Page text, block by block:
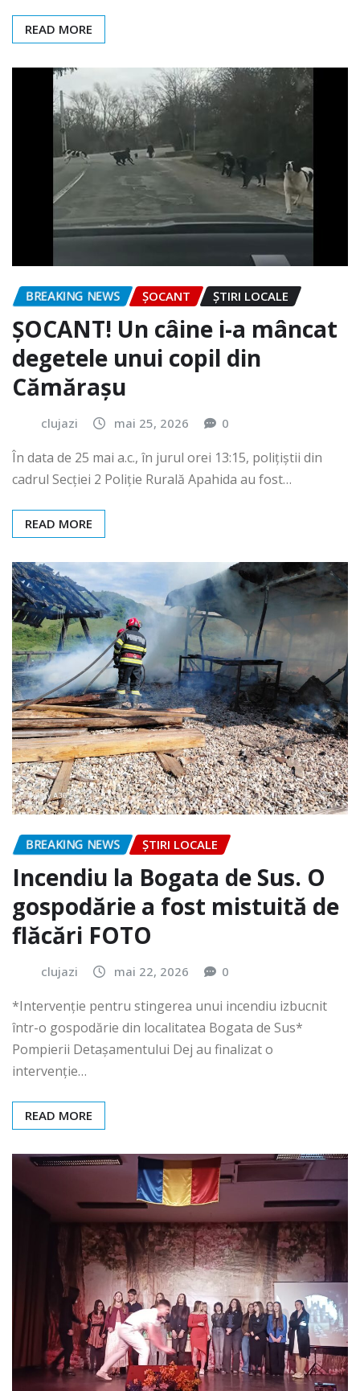
READ MORE
BREAKING NEWS ȘOCANT ȘTIRI LOCALE
ȘOCANT! Un câine i-a mâncat
degetele unui copil din
Cămărașu
clujazi mai 25, 2026 0
În data de 25 mai a.c., în jurul orei 13:15, polițiștii din
cadrul Secției 2 Poliție Rurală Apahida au fost…
READ MORE
BREAKING NEWS ȘTIRI LOCALE
Incendiu la Bogata de Sus. O
gospodărie a fost mistuită de
flăcări FOTO
clujazi mai 22, 2026 0
*Intervenție pentru stingerea unui incendiu izbucnit
într-o gospodărie din localitatea Bogata de Sus*
Pompierii Detașamentului Dej au finalizat o
intervenție…
READ MORE